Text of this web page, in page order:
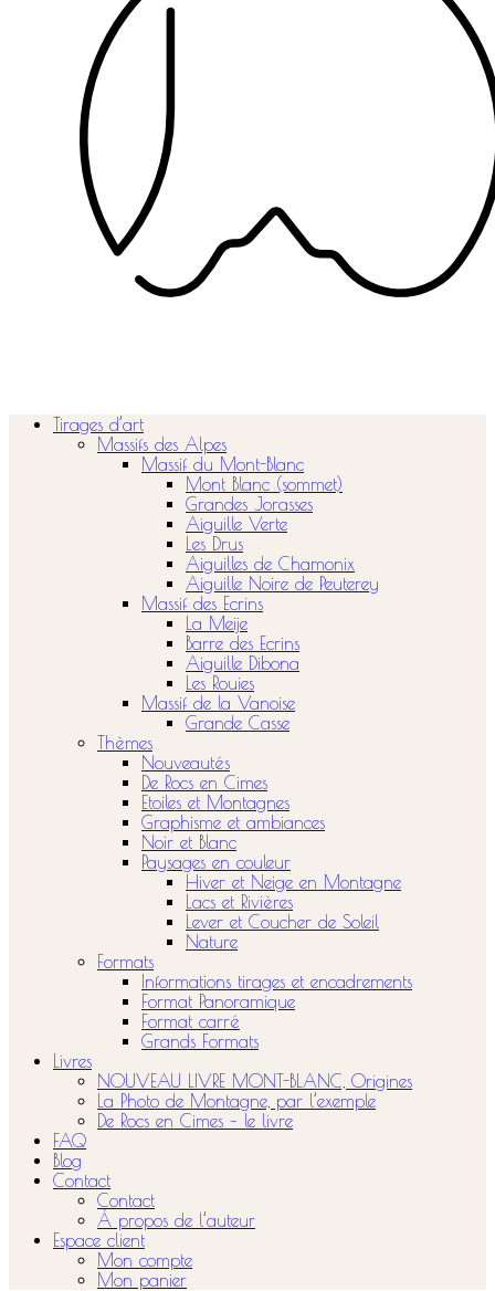
Tirages d’art
Massifs des Alpes
Massif du Mont-Blanc
Mont Blanc (sommet)
Grandes Jorasses
Aiguille Verte
Les Drus
Aiguilles de Chamonix
Aiguille Noire de Peuterey
Massif des Ecrins
La Meije
Barre des Ecrins
Aiguille Dibona
Les Rouies
Massif de la Vanoise
Grande Casse
Thèmes
Nouveautés
De Rocs en Cimes
Etoiles et Montagnes
Graphisme et ambiances
Noir et Blanc
Paysages en couleur
Hiver et Neige en Montagne
Lacs et Rivières
Lever et Coucher de Soleil
Nature
Formats
Informations tirages et encadrements
Format Panoramique
Format carré
Grands Formats
Livres
NOUVEAU LIVRE MONT-BLANC, Origines
La Photo de Montagne, par l’exemple
De Rocs en Cimes – le livre
FAQ
Blog
Contact
Contact
À propos de l’auteur
Espace client
Mon compte
Mon panier